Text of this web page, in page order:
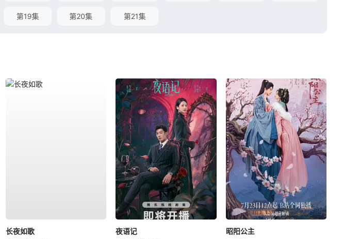
第19集 第20集 第21集
长夜如歌
夜语记
昭阳公主